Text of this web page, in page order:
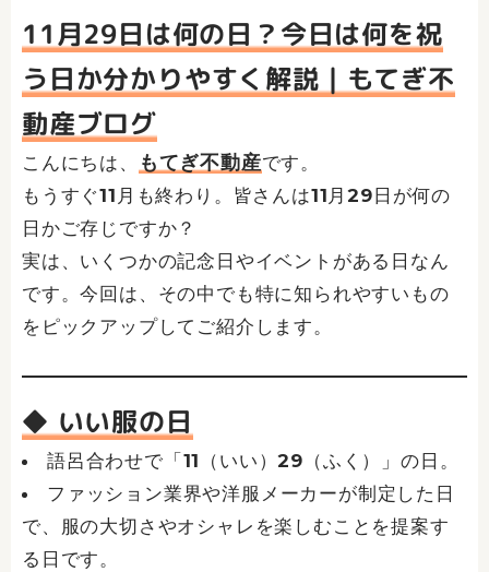
11月29日は何の日？今日は何を祝
う日か分かりやすく解説｜もてぎ不
動産ブログ
こんにちは、 もてぎ不動産です。
もうすぐ11月も終わり。皆さんは11月29日が何の
日かご存じですか？
実は、いくつかの記念日やイベントがある日なん
です。今回は、その中でも特に知られやすいもの
をピックアップしてご紹介します。
◆ いい服の日
語呂合わせで「11（いい）29（ふく）」の日。
ファッション業界や洋服メーカーが制定した日
で、服の大切さやオシャレを楽しむことを提案す
る日です。